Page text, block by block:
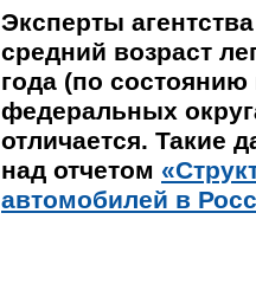
Эксперты
средний возраст
года (по
федеральных
отличается. Такие
над отчетом
автомобилей в